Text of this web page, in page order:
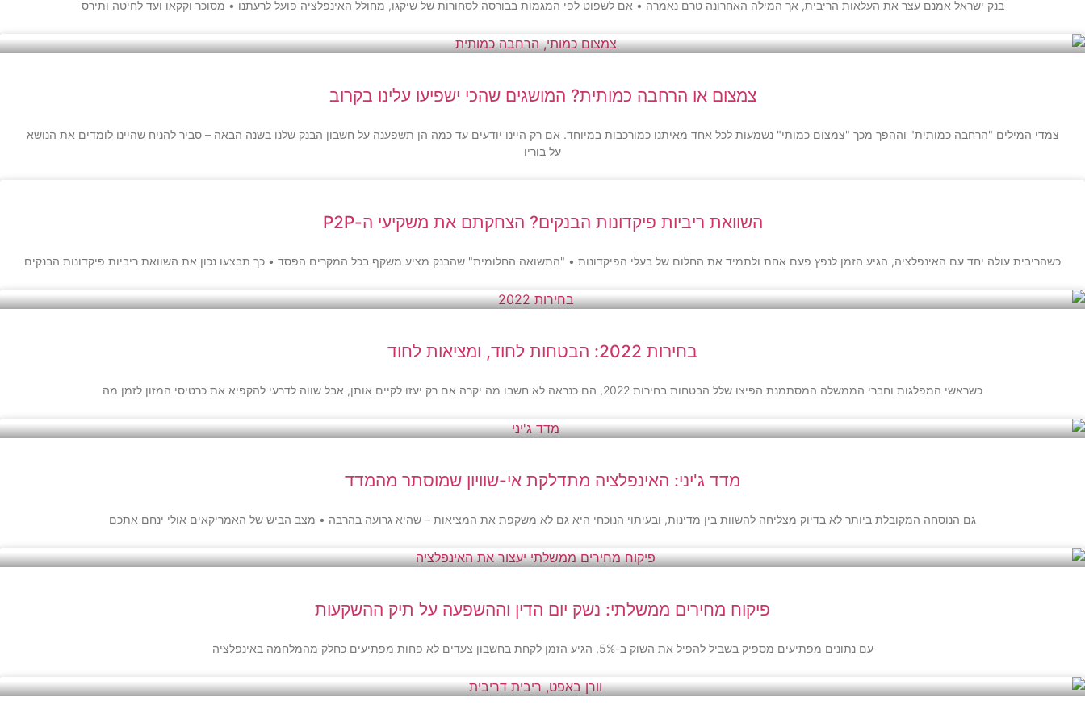
בנק ישראל אמנם עצר את העלאות הריבית, אך המילה האחרונה טרם נאמרה • אם לשפוט לפי המגמות בבורסה לסחורות של שיקגו, מחולל האינפלציה פועל לרעתנו • מסוכר וקקאו ועד לחיטה ותירס
צמצום או הרחבה כמותית? המושגים שהכי ישפיעו עלינו בקרוב
צמדי המילים "הרחבה כמותית" וההפך מכך "צמצום כמותי" נשמעות לכל אחד מאיתנו כמורכבות במיוחד. אם רק היינו יודעים עד כמה הן תשפענה על חשבון הבנק שלנו בשנה הבאה – סביר להניח שהיינו לומדים את הנושא
על בוריו
השוואת ריביות פיקדונות הבנקים? הצחקתם את משקיעי ה-P2P
כשהריבית עולה יחד עם האינפלציה, הגיע הזמן לנפץ פעם אחת ולתמיד את החלום של בעלי הפיקדונות • "התשואה החלומית" שהבנק מציע משקף בכל המקרים הפסד • כך תבצעו נכון את השוואת ריביות פיקדונות הבנקים
בחירות 2022: הבטחות לחוד, ומציאות לחוד
כשראשי המפלגות וחברי הממשלה המסתמנת הפיצו שלל הבטחות בחירות 2022, הם כנראה לא חשבו מה יקרה אם רק יעזו לקיים אותן, אבל שווה לדרעי להקפיא את כרטיסי המזון לזמן מה
מדד ג'יני: האינפלציה מתדלקת אי-שוויון שמוסתר מהמדד
גם הנוסחה המקובלת ביותר לא בדיוק מצליחה להשוות בין מדינות, ובעיתוי הנוכחי היא גם לא משקפת את המציאות – שהיא גרועה בהרבה • מצב הביש של האמריקאים אולי ינחם אתכם
פיקוח מחירים ממשלתי: נשק יום הדין וההשפעה על תיק ההשקעות
עם נתונים מפתיעים מספיק בשביל להפיל את השוק ב-5%, הגיע הזמן לקחת בחשבון צעדים לא פחות מפתיעים כחלק מהמלחמה באינפלציה